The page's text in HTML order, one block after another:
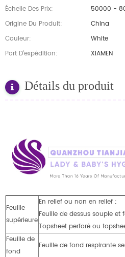
Échelle Des Prix:
50000 -
Origine Du Produit:
China
Couleur:
White
Port D'expédition:
XIAMEN
Détails du produit
Feuille
supérieure
En relief ou non en relief ;
Feuille de dessus souple et
Topsheet perforé ou
Feuille de
fond
Feuille de fond respirante